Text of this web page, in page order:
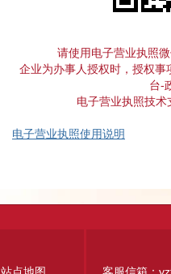
请使用电子营业执照
企业为办事人授权时，授权事
台-
电子营业执照技
电子营业执照使用说明